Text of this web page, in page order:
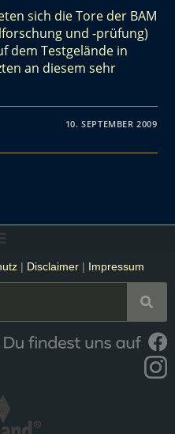
sich die Tore der BAM
und -prüfung)
dem Testgelände in
an diesem sehr
10. SEPTEMBER 2009
| Disclaimer| Impressum